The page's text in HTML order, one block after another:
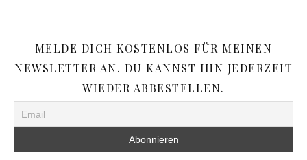
MELDE DICH KOSTENLOS FÜR MEINEN
NEWSLETTER AN. DU KANNST IHN JEDERZEIT
WIEDER ABBESTELLEN.